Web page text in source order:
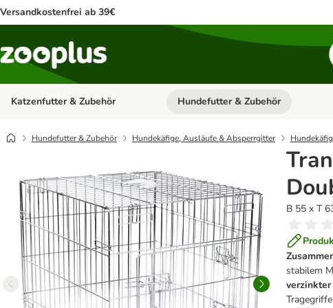
Versandkostenfrei ab 39€
Katzenfutter & Zubehör Kategorie-Menü öffnen: Katzenfutter
Hundefutter & Zubehör
Hundefutter & Zubehör Hundekäfige, Ausläufe & Absperrgitter
B 55 x T
stabilem